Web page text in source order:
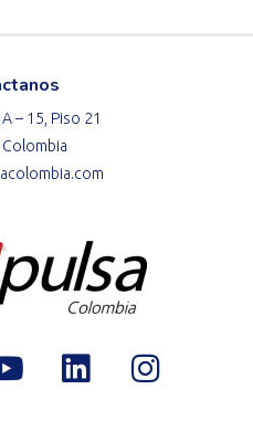
– 15, Piso 21